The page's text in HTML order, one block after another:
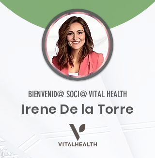
BIENVENID@ SOCI@ VITAL HEALTH
Irene De la Torre